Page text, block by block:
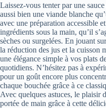
Laissez-vous tenter par une
aussi bien une viande blanche
avec une préparation accessible
ingrédients sous la main, qu’il
sèches ou surgelées. En jouant
la réduction des jus et la cuisson
une élégance simple à vos plats
quotidiens. N’hésitez pas à
pour un goût encore plus
chaque bouchée grâce à ce
Avec quelques astuces, le plaisir
portée de main grâce à cette